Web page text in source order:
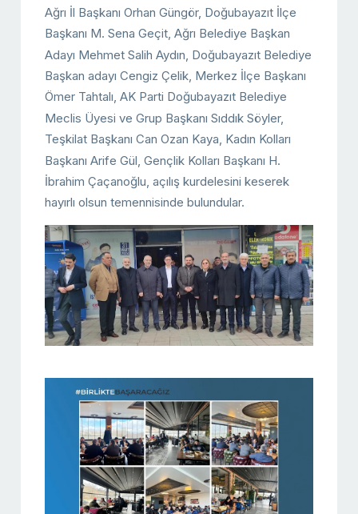
Ağrı İl Başkanı Orhan Güngör, Doğubayazıt İlçe
Başkanı M. Sena Geçit, Ağrı Belediye Başkan
Adayı Mehmet Salih Aydın, Doğubayazıt Belediye
Başkan adayı Cengiz Çelik, Merkez İlçe Başkanı
Ömer Tahtalı, AK Parti Doğubayazıt Belediye
Meclis Üyesi ve Grup Başkanı Sıddık Söyler,
Teşkilat Başkanı Can Ozan Kaya, Kadın Kolları
Başkanı Arife Gül, Gençlik Kolları Başkanı H.
İbrahim Çaçanoğlu, açılış kurdelesini keserek
hayırlı olsun temennisinde bulundular.